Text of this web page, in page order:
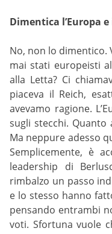
Dimentica l’Europa
No, non lo dimentico.
mai stati europeisti
alla Letta? Ci
piaceva il Reich,
avevamo ragione.
sugli stecchi. Quanto
Ma neppure adesso
Semplicemente, è
leadership di
rimbalzo un passo
e lo stesso hanno
pensando entrambi
voti. Sfortuna vuole